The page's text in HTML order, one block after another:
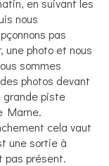
en suivant les
nous
pas
une photo et nous
sommes
photos devant
grande piste
Marne.
cela vaut
une sortie à
pas présent.